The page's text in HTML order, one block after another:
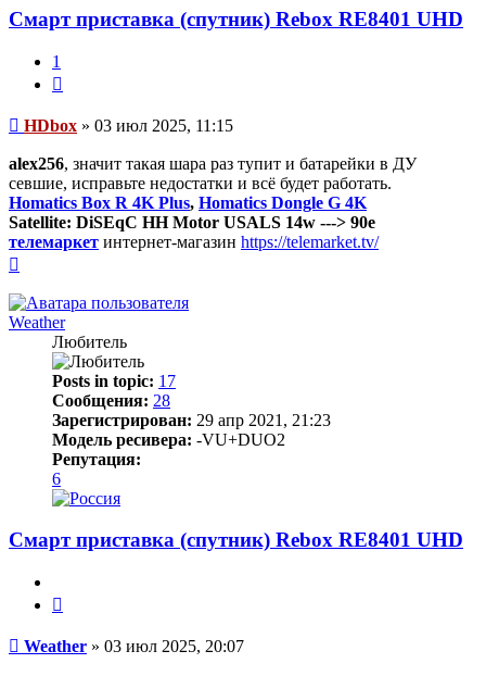
Смарт приставка (спутник) Rebox RE8401 UHD
1
Сообщение
HDbox » 03 июл 2025, 11:15
alex256, значит такая шара раз тупит и батарейки в ДУ
севшие, исправьте недостатки и всё будет работать.
Homatics Box R 4K Plus, Homatics Dongle G 4K
Satellite: DiSEqC HH Motor USALS 14w ---> 90e
телемаркет интернет-магазин https://telemarket.tv/
началу
Weather
Любитель
Posts in topic: 17
Сообщения: 28
Зарегистрирован: 29 апр 2021, 21:23
Модель ресивера: -VU+DUO2
Репутация:
6
Смарт приставка (спутник) Rebox RE8401 UHD
Сообщение
Weather » 03 июл 2025, 20:07